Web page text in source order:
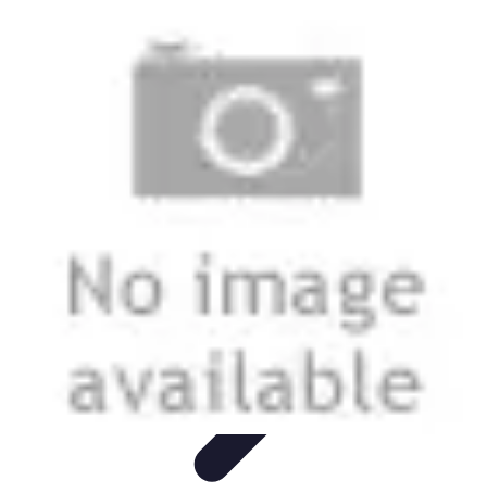
Plataformas de E-learningEstrategias de Aprendizaje
Educación VirtualHerramientas